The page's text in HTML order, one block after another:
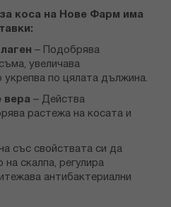
коса на Нове Фарм има
– Подобрява
увеличава
укрепва по цялата дължина.
вера – Действа
растежа на косата и
със свойствата си да
скалпа, регулира
антибактериални